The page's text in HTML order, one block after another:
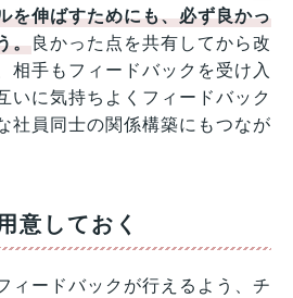
を伸ばすためにも、必ず良かっ
。良かった点を共有してから改
相手もフィードバックを受け入
いに気持ちよくフィードバック
社員同士の関係構築にもつなが
意しておく
ィードバックが行えるよう、チ